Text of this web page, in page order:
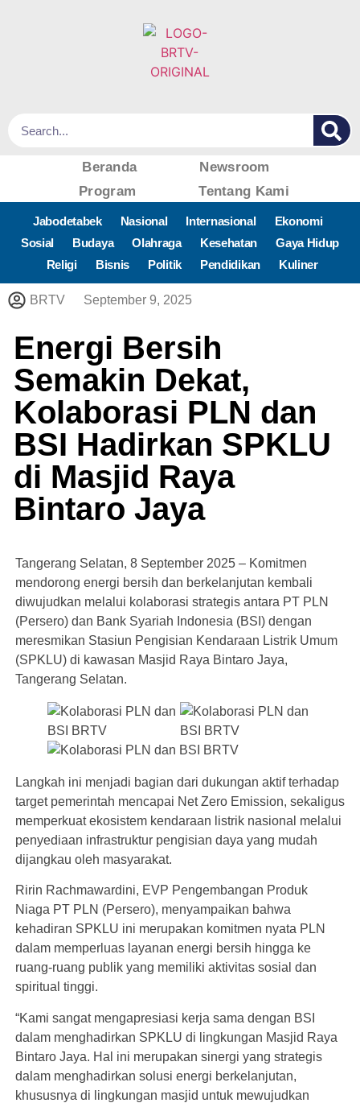
Beranda
Newsroom
Program
Tentang Kami
Jabodetabek Nasional Internasional
Ekonomi
Sosial
Budaya Olahraga Kesehatan
Gaya Hidup
Religi
Bisnis Politik Pendidikan Kuliner
BRTV September 9, 2025
Energi Bersih
Semakin Dekat,
Kolaborasi PLN dan
BSI Hadirkan SPKLU
di Masjid Raya
Bintaro Jaya
Tangerang Selatan, 8 September 2025 – Komitmen
mendorong energi bersih dan berkelanjutan kembali
diwujudkan melalui kolaborasi strategis antara PT PLN
(Persero) dan Bank Syariah Indonesia (BSI) dengan
meresmikan Stasiun Pengisian Kendaraan Listrik Umum
(SPKLU) di kawasan Masjid Raya Bintaro Jaya,
Tangerang Selatan.
Langkah ini menjadi bagian dari dukungan aktif terhadap
target pemerintah mencapai Net Zero Emission, sekaligus
memperkuat ekosistem kendaraan listrik nasional melalui
penyediaan infrastruktur pengisian daya yang mudah
dijangkau oleh masyarakat.
Ririn Rachmawardini, EVP Pengembangan Produk
Niaga PT PLN (Persero), menyampaikan bahwa
kehadiran SPKLU ini merupakan komitmen nyata PLN
dalam memperluas layanan energi bersih hingga ke
ruang-ruang publik yang memiliki aktivitas sosial dan
spiritual tinggi.
“Kami sangat mengapresiasi kerja sama dengan BSI
dalam menghadirkan SPKLU di lingkungan Masjid Raya
Bintaro Jaya. Hal ini merupakan sinergi yang strategis
dalam menghadirkan solusi energi berkelanjutan,
khususnya di lingkungan masjid untuk mewujudkan